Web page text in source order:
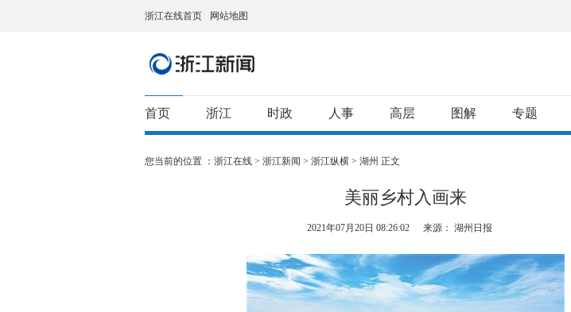
浙江在线首页 网站地图
首页 浙江 时政 人事 高层 图解 专题
您当前的位置 ： 浙江在线 > 浙江新闻 > 浙江纵横 > 湖州 正文
美丽乡村入画来
2021年07月20日 08:26:02 来源： 湖州日报